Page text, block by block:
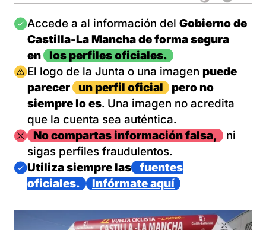
Imagen
Accede a al información del Gobierno de
Castilla-La Mancha de forma segura
en
los perfiles oficiales.
Imagen
El logo de la Junta o una imagen puede
parecer
un perfil oficial
pero no
siempre lo es. Una imagen no acredita
que la cuenta sea auténtica.
ImagenNo compartas información falsa,
ni
sigas perfiles fraudulentos.
Imagen
Utiliza siempre las
fuentes
oficiales.
Infórmate aquí